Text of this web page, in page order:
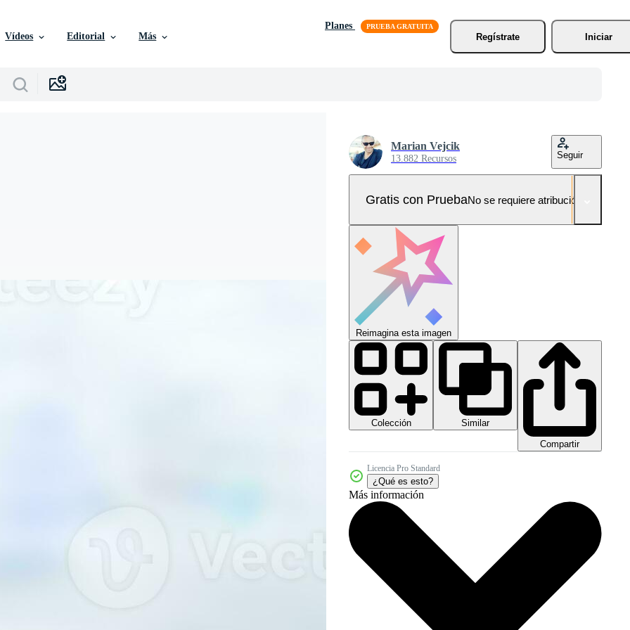
Vídeos Editorial Más
Planes
Regístrate
Iniciar
Marian Vejcik
13.882 Recursos Seguir
Gratis con PruebaNo se requiere atribución!
Reimagina esta imagen
Colección
Similar
Compartir
Licencia Pro Standard
¿Qué es esto?
Más información